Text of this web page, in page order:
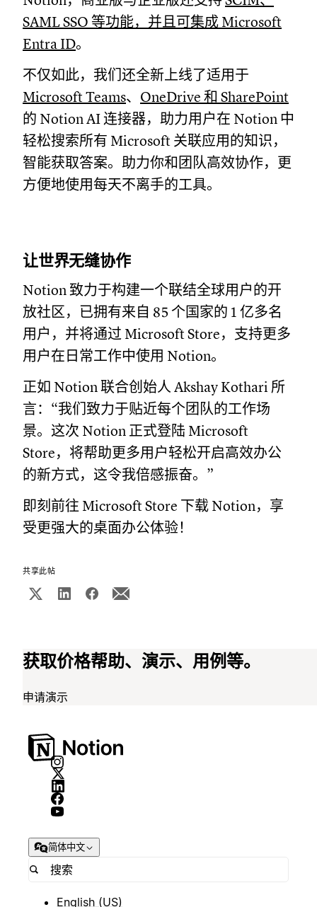
SAML SSO 等功能，并且可集成 Microsoft
Entra ID。
不仅如此，我们还全新上线了适用于
Microsoft Teams、 OneDrive 和 SharePoint
的 Notion AI 连接器，助力用户在 Notion 中
轻松搜索所有 Microsoft 关联应用的知识，
智能获取答案。助力你和团队高效协作，更
方便地使用每天不离手的工具。
让世界无缝协作
Notion 致力于构建一个联结全球用户的开
放社区，已拥有来自 85 个国家的 1 亿多名
用户，并将通过 Microsoft Store，支持更多
用户在日常工作中使用 Notion。
正如 Notion 联合创始人 Akshay Kothari 所
言：“我们致力于贴近每个团队的工作场
景。这次 Notion 正式登陆 Microsoft
Store，将帮助更多用户轻松开启高效办公
的新方式，这令我倍感振奋。”
即刻前往 Microsoft Store 下载 Notion，享
受更强大的桌面办公体验！
共享此帖
获取价格帮助、演示、用例等。
申请演示
简体中文
English (US)